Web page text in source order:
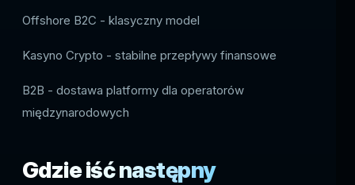
Offshore B2C - klasyczny model
Kasyno Crypto - stabilne przepływy finansowe
B2B - dostawa platformy dla operatorów
międzynarodowych
Gdzie iść następny